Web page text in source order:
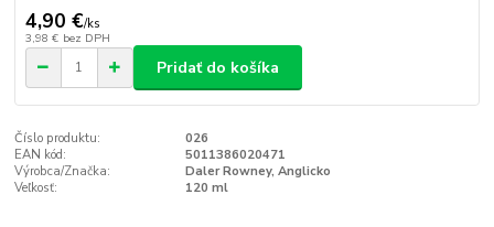
4,90 €/ks
3,98 € bez DPH
Pridať do košíka
Číslo produktu:
026
EAN kód:
5011386020471
Výrobca/Značka:
Daler Rowney, Anglicko
Veľkosť:
120 ml